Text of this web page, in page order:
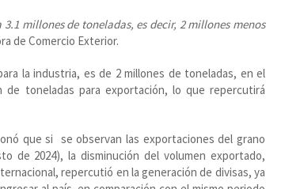
millones de toneladas, es decir, 2 millones menos
de Comercio Exterior.
la industria, es de 2 millones de toneladas, en el
toneladas para exportación, lo que repercutirá
que si se observan las exportaciones del grano
de 2024), la disminución del volumen exportado,
repercutió en la generación de divisas, ya